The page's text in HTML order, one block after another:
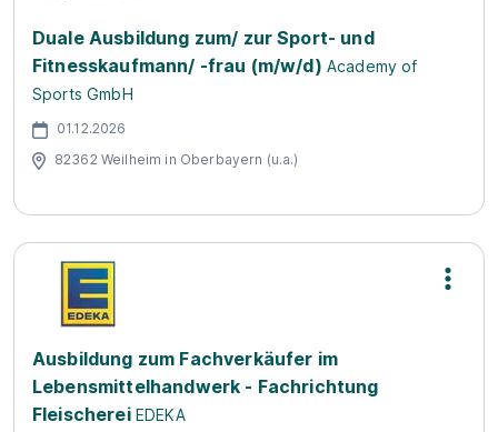
Duale Ausbildung zum/ zur Sport- und
Fitnesskaufmann/ -frau (m/w/d) Academy of
Sports GmbH
01.12.2026
82362 Weilheim in Oberbayern (u.a.)
Ausbildung zum Fachverkäufer im
Lebensmittelhandwerk - Fachrichtung
Fleischerei EDEKA